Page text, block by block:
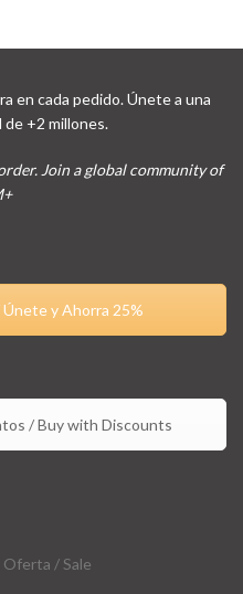
en cada pedido. Únete a una
de +2 millones.
Join a global community of
Únete y Ahorra 25%
/ Buy with Discounts